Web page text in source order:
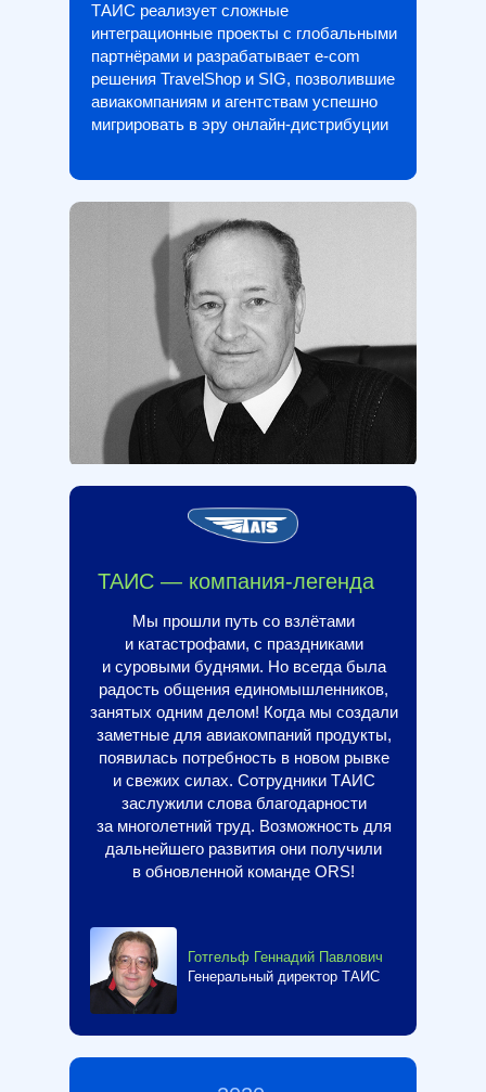
ТАИС реализует сложные
интеграционные проекты с глобальными
партнёрами и разрабатывает e-com
решения TravelShop и SIG, позволившие
авиакомпаниям и агентствам успешно
мигрировать в эру онлайн-дистрибуции
Мы прошли путь со взлётами
и катастрофами, с праздниками
и суровыми буднями. Но всегда была
радость общения единомышленников,
занятых одним делом! Когда мы создали
заметные для авиакомпаний продукты,
появилась потребность в новом рывке
и свежих силах. Сотрудники ТАИС
заслужили слова благодарности
за многолетний труд. Возможность для
дальнейшего развития они получили
в обновленной команде ORS!
ТАИС — компания-легенда
Генеральный директор ТАИС
Готгельф Геннадий Павлович